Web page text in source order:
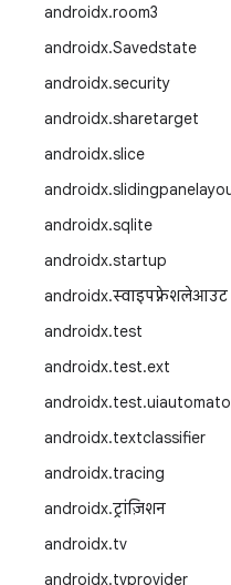
androidx.room3
androidx.Savedstate
androidx.security
androidx.sharetarget
androidx.slice
androidx.
androidx.sqlite
androidx.startup
androidx.स्वाइपफ़्रेशलेआउट
androidx.test
androidx.test.ext
androidx.test.
androidx.textclassifier
androidx.tracing
androidx.ट्रांज़िशन
androidx.tv
androidx.tvprovider